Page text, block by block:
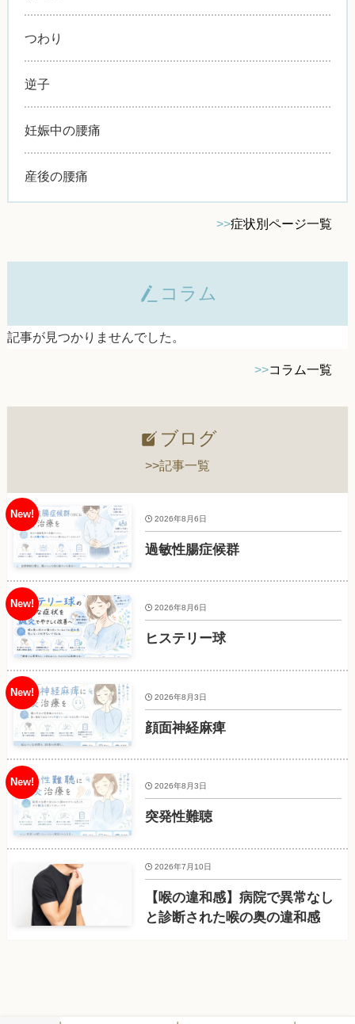
つわり
逆子
妊娠中の腰痛
産後の腰痛
>>症状別ページ一覧
コラム
記事が見つかりませんでした。
>>コラム一覧
ブログ
>>記事一覧
過敏性腸症候群
2026年8月6日
ヒステリー球
2026年8月6日
顔面神経麻痺
2026年8月3日
突発性難聴
2026年8月3日
【喉の違和感】病院で異常なし
と診断された喉の奥の違和感
2026年7月10日